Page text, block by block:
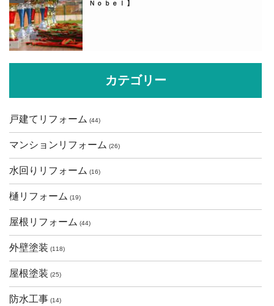
Ｎｏｂｅｌ】
カテゴリー
戸建てリフォーム (44)
マンションリフォーム (26)
水回りリフォーム (16)
樋リフォーム (19)
屋根リフォーム (44)
外壁塗装 (118)
屋根塗装 (25)
防水工事 (14)